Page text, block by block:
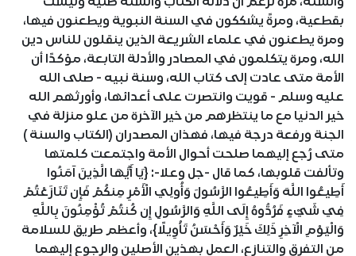
بقطعية، ومرةً يشككون في السنة النبوية ويطعنون فيها،
ومرة يطعنون في علماء الشريعة الذين ينقلون للناس دين
الله، ومرة يتكلمون في المصادر والأدلة التابعة، مؤكدًا أن
الأمة متى عادت إلى كتاب الله، وسنة نبيه - صلى الله
عليه وسلم - قويت وانتصرت على أعدائها، وأورثهم الله
خير الدنيا مع ما ينتظرهم من خير الآخرة من علو منزلة في
الجنة ورفعة درجة فيها، فهذان المصدران (الكتاب والسنة )
متى رُجع إليهما صلحت أحوال الأمة واجتمعت كلمتها
وتألفت قلوبها، كما قال -جل وعلا-: {يَا أَيُّهَا الَّذِينَ آمَنُوا
أَطِيعُوا اللَّهَ وَأَطِيعُوا الرَّسُولَ وَأُولِي الْأَمْرِ مِنكُمْ فَإِن تَنَازَعْتُمْ
فِي شَيْءٍ فَرُدُّوهُ إِلَى اللَّهِ وَالرَّسُولِ إِن كُنتُمْ تُؤْمِنُونَ بِاللَّهِ
وَالْيَوْمِ الْآخِرِ ذَلِكَ خَيْرٌ وَأَحْسَنُ تَأْوِيلًا}، وأعظم طريق للسلامة
من التفرق والتنازع، العمل بهذين الأصلين والرجوع إليهما